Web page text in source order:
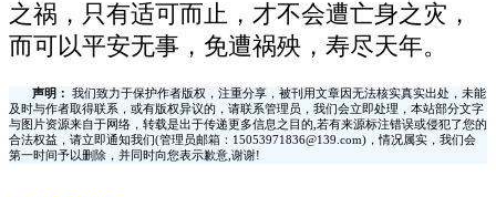
之祸，只有适可而止，才不会遭亡身之灾，
而可以平安无事，免遭祸殃，寿尽天年。
声明：
我们致力于保护作者版权，注重分享，被刊用文章因无法核实真实出处，未能
及时与作者取得联系，或有版权异议的，请联系管理员，我们会立即处理，本站部分文字
与图片资源来自于网络，转载是出于传递更多信息之目的,若有来源标注错误或侵犯了您的
合法权益，请立即通知我们(管理员邮箱：15053971836@139.com)，情况属实，我们会
第一时间予以删除，并同时向您表示歉意,谢谢!